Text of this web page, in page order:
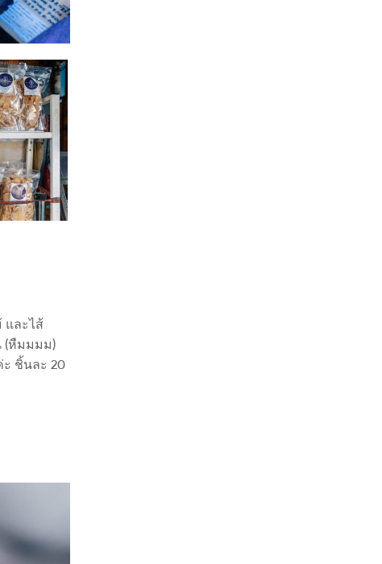
และไส้
(หืมมมม)
ชิ้นละ 20